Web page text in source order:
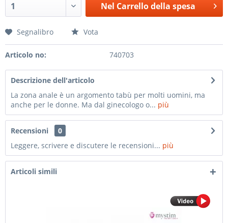
Nel Carrello della spesa
Segnalibro Vota
Articolo no: 740703
Descrizione dell'articolo
La zona anale è un argomento tabù per molti uomini, ma
anche per le donne. Ma dal ginecologo o... più
Recensioni
0
Leggere, scrivere e discutere le recensioni... più
Articoli simili